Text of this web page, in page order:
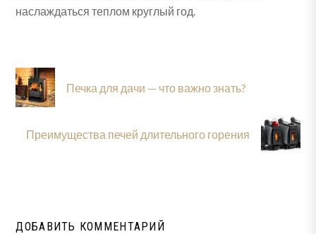
наслаждаться теплом круглый год.
Печка для дачи — что важно знать?
Преимущества печей длительного горения
ДОБАВИТЬ КОММЕНТАРИЙ